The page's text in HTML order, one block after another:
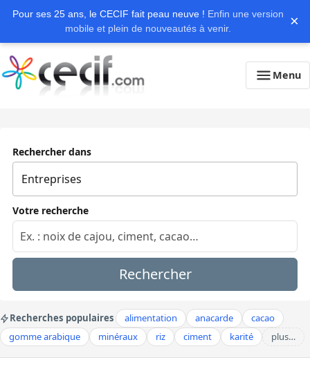
Pour ses 25 ans, le CECIF fait peau neuve ! Enfin une version
mobile et plein de nouveautés à venir.
×
Menu
Rechercher dans
Votre recherche
Rechercher
Recherches populaires alimentation anacarde
cacao
gomme arabique
minéraux riz ciment karité plus…